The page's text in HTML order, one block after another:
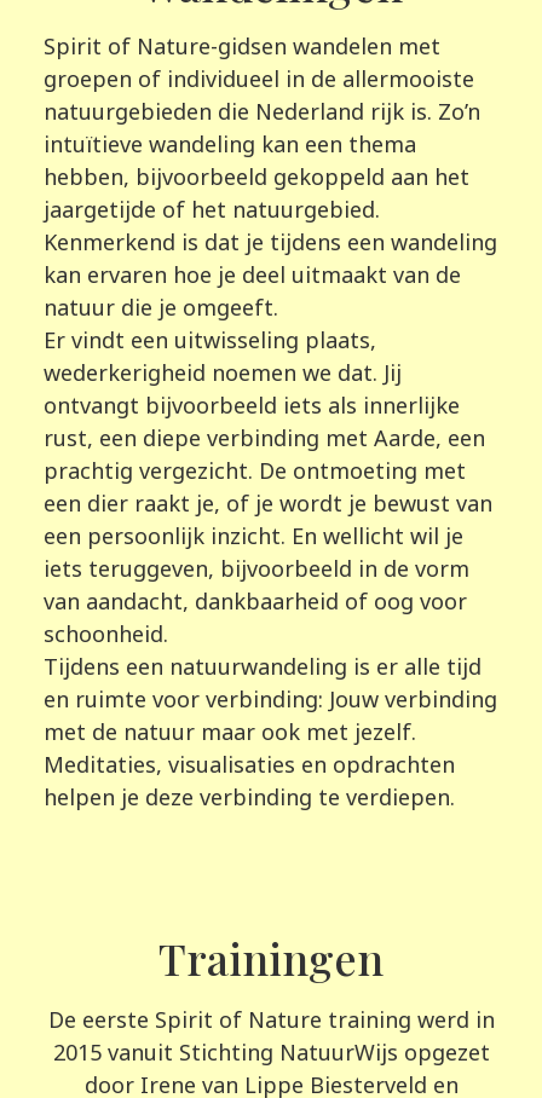
Spirit of Nature-gidsen wandelen met
groepen of individueel in de allermooiste
natuurgebieden die Nederland rijk is. Zo’n
intuïtieve wandeling kan een thema
hebben, bijvoorbeeld gekoppeld aan het
jaargetijde of het natuurgebied.
Kenmerkend is dat je tijdens een wandeling
kan ervaren hoe je deel uitmaakt van de
natuur die je omgeeft.
Er vindt een uitwisseling plaats,
wederkerigheid noemen we dat. Jij
ontvangt bijvoorbeeld iets als innerlijke
rust, een diepe verbinding met Aarde, een
prachtig vergezicht. De ontmoeting met
een dier raakt je, of je wordt je bewust van
een persoonlijk inzicht. En wellicht wil je
iets teruggeven, bijvoorbeeld in de vorm
van aandacht, dankbaarheid of oog voor
schoonheid.
Tijdens een natuurwandeling is er alle tijd
en ruimte voor verbinding: Jouw verbinding
met de natuur maar ook met jezelf.
Meditaties, visualisaties en opdrachten
helpen je deze verbinding te verdiepen.
Trainingen
De eerste Spirit of Nature training werd in
2015 vanuit Stichting NatuurWijs opgezet
door Irene van Lippe Biesterveld en